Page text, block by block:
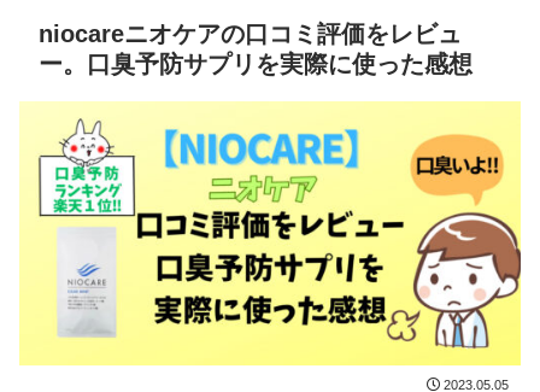
niocareニオケアの口コミ評価をレビュ
ー。口臭予防サプリを実際に使った感想
2023.05.05